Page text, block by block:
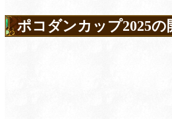
ポコダンカップ2025の